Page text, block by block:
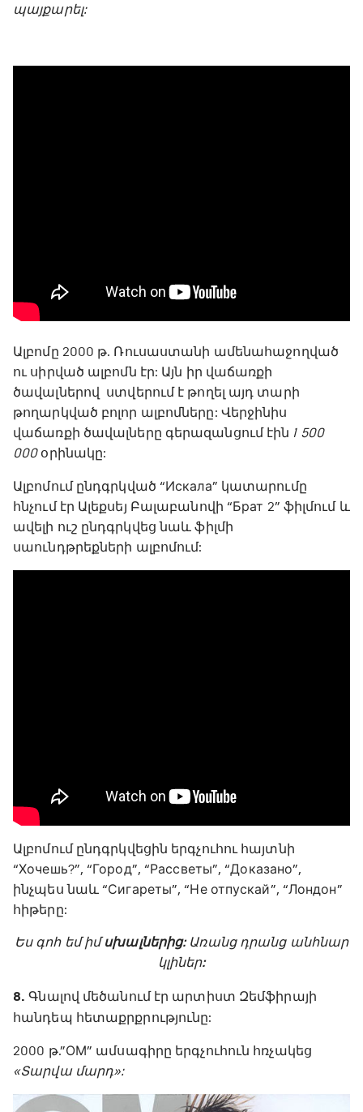
պայքարել:
Ալբոմը 2000 թ. Ռուսաստանի ամենահաջողված
ու սիրված ալբոմն էր: Այն իր վաճառքի
ծավալներով ստվերում է թողել այդ տարի
թողարկված բոլոր ալբոմները: Վերջինիս
վաճառքի ծավալները գերազանցում էին 1 500
000օրինակը:
Ալբոմում ընդգրկված “Искала” կատարումը
հնչում էր Ալեքսեյ Բալաբանովի “Брат 2” ֆիլմում և
ավելի ուշ ընդգրկվեց նաև ֆիլմի
սաունդթրեքների ալբոմում:
Ալբոմում ընդգրկվեցին երգչուհու հայտնի
“Хочешь?”, “Город”, “Рассветы”, “Доказано”,
ինչպես նաև “Сигареты”, “Не отпускай”, “Лондон”
հիթերը:
Ես գոհ եմ իմսխալներից: Առանց դրանց անհնար
կլիներ:
8. Գնալով մեծանում էր արտիստ Զեմֆիրայի
հանդեպ հետաքրքրությունը:
2000 թ.”ОМ” ամսագիրը երգչուհուն հռչակեց
«Տարվա մարդ»: